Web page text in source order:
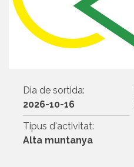
Dia de sortida:
2026-10-16
Tipus d'activitat:
Alta muntanya